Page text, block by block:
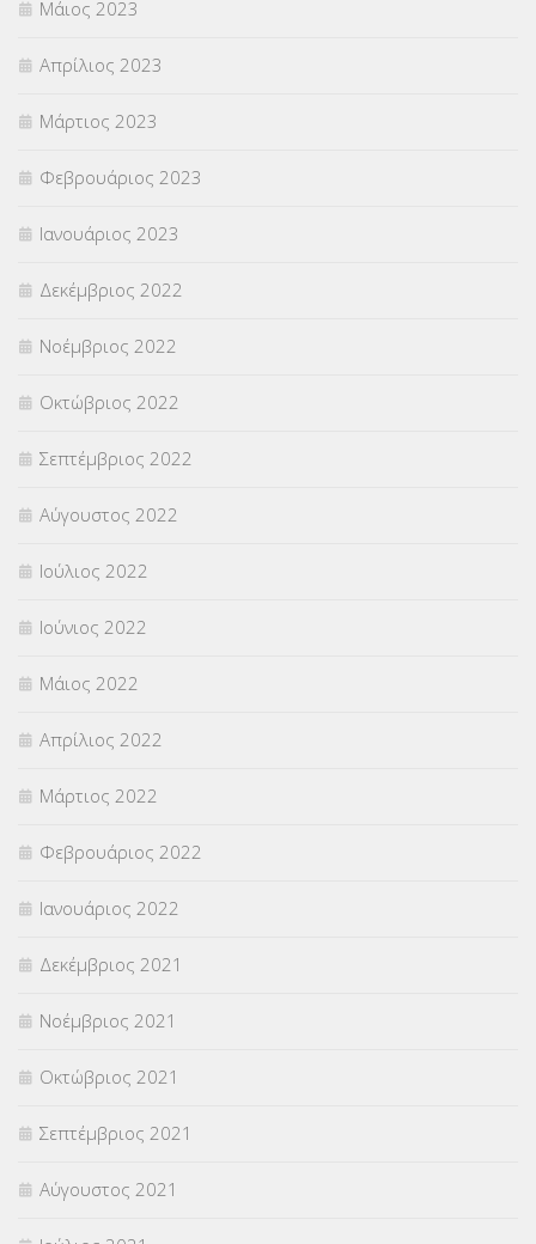
Μάιος 2023
Απρίλιος 2023
Μάρτιος 2023
Φεβρουάριος 2023
Ιανουάριος 2023
Δεκέμβριος 2022
Νοέμβριος 2022
Οκτώβριος 2022
Σεπτέμβριος 2022
Αύγουστος 2022
Ιούλιος 2022
Ιούνιος 2022
Μάιος 2022
Απρίλιος 2022
Μάρτιος 2022
Φεβρουάριος 2022
Ιανουάριος 2022
Δεκέμβριος 2021
Νοέμβριος 2021
Οκτώβριος 2021
Σεπτέμβριος 2021
Αύγουστος 2021